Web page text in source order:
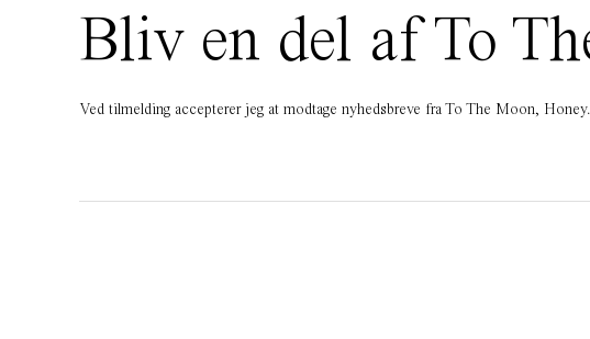
Bliv en del af To
Ved tilmelding accepterer jeg at modtage nyhedsbreve fra To The Moon, Honey.